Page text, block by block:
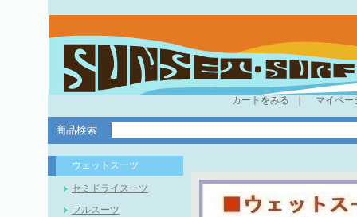
カートをみる マイペー
商品検索
ウェットスーツ
セミドライスーツ
フルスーツ